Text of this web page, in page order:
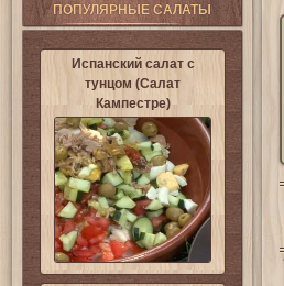
ПОПУЛЯРНЫЕ САЛАТЫ
Испанский салат с
тунцом (Салат
Кампестре)